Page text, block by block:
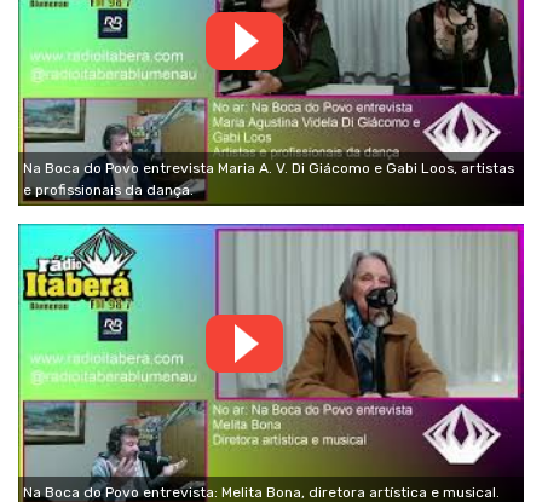
Na Boca do Povo entrevista Maria A. V. Di Giácomo e Gabi Loos, artistas
e profissionais da dança.
Na Boca do Povo entrevista: Melita Bona, diretora artística e musical.